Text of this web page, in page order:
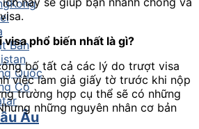
Bản
Quốc
Cổ
Âu
visa phổ biến nhất là gì?
bố tất cả các lý do trượt visa
việc làm giả giấy tờ trước khi nộp
trường hợp cụ thể sẽ có những
những nguyên nhân cơ bản